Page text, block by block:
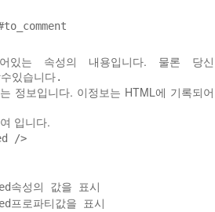
는 속성의 내용입니다. 물론 당신
있습니다.
정보입니다. 이정보는 HTML에 기록되어
입니다.
/>
속성의 값을 표시
프로파티값을 표시